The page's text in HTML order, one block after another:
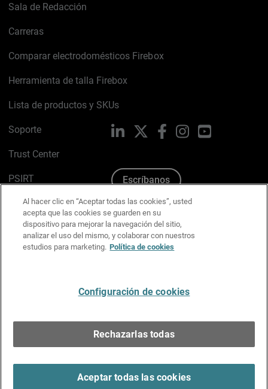
Sala de Redacción
Carreras
Comparar electrodomésticos Firebox
Herramienta de talla Firebox
Lista de productos y SKUs
Soporte
Trust Center
PSIRT
Política de cookies
Política de privacidad
Kit de medios y marca
LinkedIn FacebookInstagramYouTube
Escríbanos
Al hacer clic en “Aceptar todas las cookies”, usted
acepta que las cookies se guarden en su
dispositivo para mejorar la navegación del sitio,
analizar el uso del mismo, y colaborar con nuestros
estudios para marketing. Política de cookies
Configuración de cookies
Rechazarlas todas
Aceptar todas las cookies